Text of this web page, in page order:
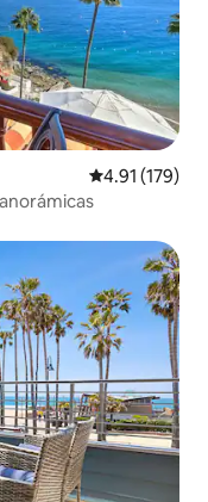
Calificación
4.91 (179)